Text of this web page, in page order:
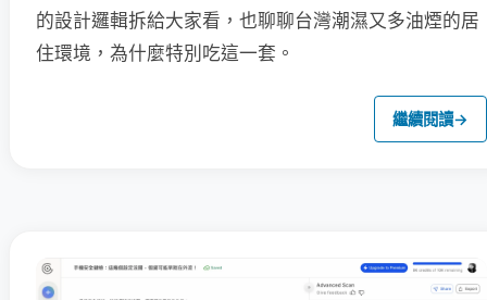
的設計邏輯拆給大家看，也聊聊台灣潮濕又多油煙的居
住環境，為什麼特別吃這一套。
繼續閱讀→